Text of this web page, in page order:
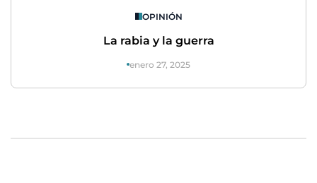
OPINIÓN
La rabia y la guerra
enero 27, 2025